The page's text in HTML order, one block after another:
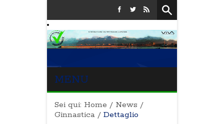
MENU
Sei qui: Home / News /
Ginnastica / Dettaglio